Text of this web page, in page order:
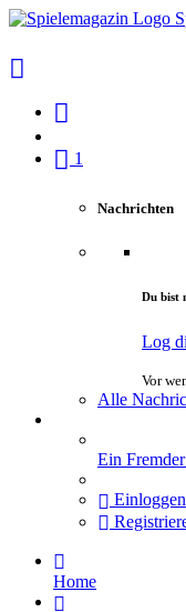
1
Nachrichten
Du bist
Log
Vor
Alle
Ein Fremder
Einloggen
Home